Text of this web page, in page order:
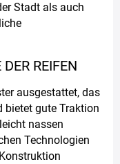
Stadt als auch
REIFEN
ausgestattet, das
bietet gute Traktion
nassen
Technologien